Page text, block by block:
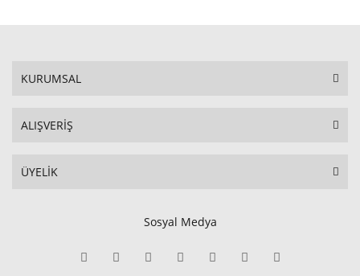
KURUMSAL
ALIŞVERİŞ
ÜYELİK
Sosyal Medya